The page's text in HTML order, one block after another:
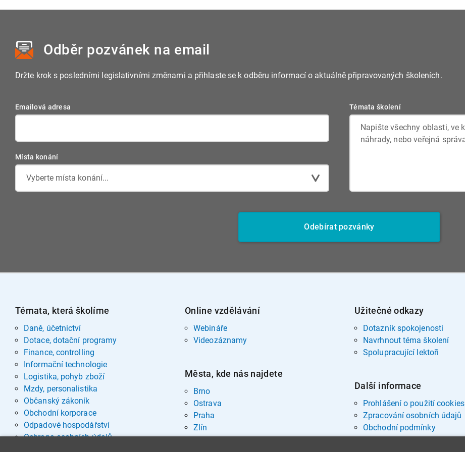
Odběr pozvánek na email
Držte krok s posledními legislativními změnami a přihlaste se k odběru informací o aktuálně připravovaných školeních.
Emailová adresa
Místa konání
Vyberte místa konání...
Témata školení
Odebírat pozvánky
Témata, která školíme
Daně, účetnictví
Dotace, dotační programy
Finance, controlling
Informační technologie
Logistika, pohyb zboží
Mzdy, personalistika
Občanský zákoník
Obchodní korporace
Odpadové hospodářství
Ochrana osobních údajů
Online vzdělávání
Webináře
Videozáznamy
Města, kde nás najdete
Brno
Ostrava
Praha
Zlín
Užitečné odkazy
Dotazník spokojenosti
Navrhnout téma školení
Spolupracující lektoři
Další informace
Prohlášení o použití cookies
Zpracování osobních údajů
Obchodní podmínky